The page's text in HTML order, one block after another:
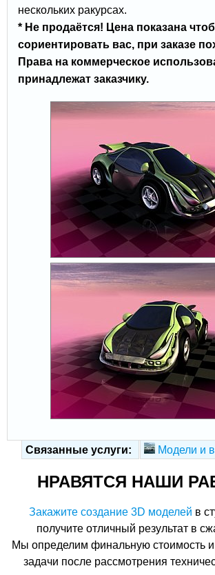
нескольких ракурсах.
* Не продаётся! Цена показана
сориентировать вас, при заказе
Права на коммерческое
принадлежат заказчику.
Связанные услуги: Модели и
НРАВЯТСЯ НАШИ
Закажите создание 3D моделей в
получите отличный результат в
Мы определим финальную стоимость
задачи после рассмотрения